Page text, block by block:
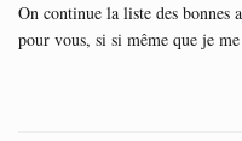
On continue la liste des bonnes
pour vous, si si même que je